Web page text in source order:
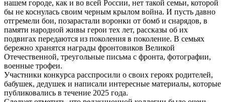
нашем городе, как и во всей России, нет такой семьи, которой
бы не коснулась своим черным крылом война. И пусть давно
отгремели бои, позарастали воронки от бомб и снарядов, в
памяти народной живы герои тех лет, рассказы об их
подвигах передаются из поколения в поколение. В семьях
бережно хранятся награды фронтовиков Великой
Отечественной, треугольные письма с фронта, фотографии,
военные трофеи.
Участники конкурса расспросили о своих героях родителей,
бабушек, дедушек и написали интересные материалы, которые
публиковались в течение 2025 года.